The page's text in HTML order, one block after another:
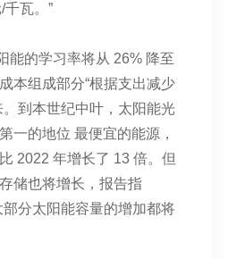
瓦。”
能的学习率将从 26% 降至
本组成部分“根据支出减少
到本世纪中叶，太阳能光
一的地位 最便宜的能源，
2022 年增长了 13 倍。但
储也将增长，报告指
部分太阳能容量的增加都将